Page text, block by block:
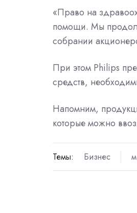
«Право на
помощи. Мы
собрании
При этом Philips
средств,
Напомним,
которые можно
Темы: Бизнес